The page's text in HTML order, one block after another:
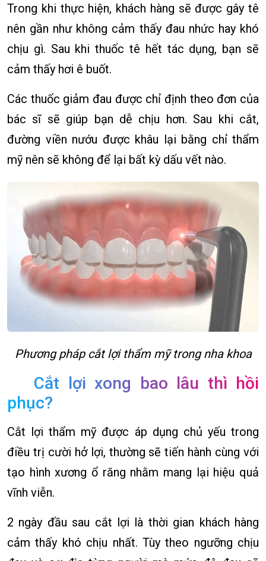
Trong khi thực hiện, khách hàng sẽ được gây tê
nên gần như không cảm thấy đau nhức hay khó
chịu gì. Sau khi thuốc tê hết tác dụng, bạn sẽ
cảm thấy hơi ê buốt.
Các thuốc giảm đau được chỉ định theo đơn của
bác sĩ sẽ giúp bạn dễ chịu hơn. Sau khi cắt,
đường viền nướu được khâu lại bằng chỉ thẩm
mỹ nên sẽ không để lại bất kỳ dấu vết nào.
Phương pháp cắt lợi thẩm mỹ trong nha khoa
Cắt lợi xong bao lâu thì hồi
phục?
Cắt lợi thẩm mỹ được áp dụng chủ yếu trong
điều trị cười hở lợi, thường sẽ tiến hành cùng với
tạo hình xương ổ răng nhằm mang lại hiệu quả
vĩnh viễn.
2 ngày đầu sau cắt lợi là thời gian khách hàng
cảm thấy khó chịu nhất. Tùy theo ngưỡng chịu